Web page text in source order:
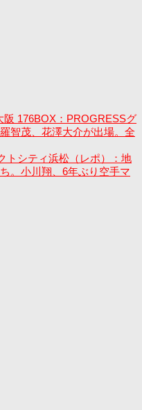
阪 176BOX：PROGRESSグ
智茂、花澤大介が出場。全
トシティ浜松（レポ）：地
。小川翔、6年ぶり空手マ